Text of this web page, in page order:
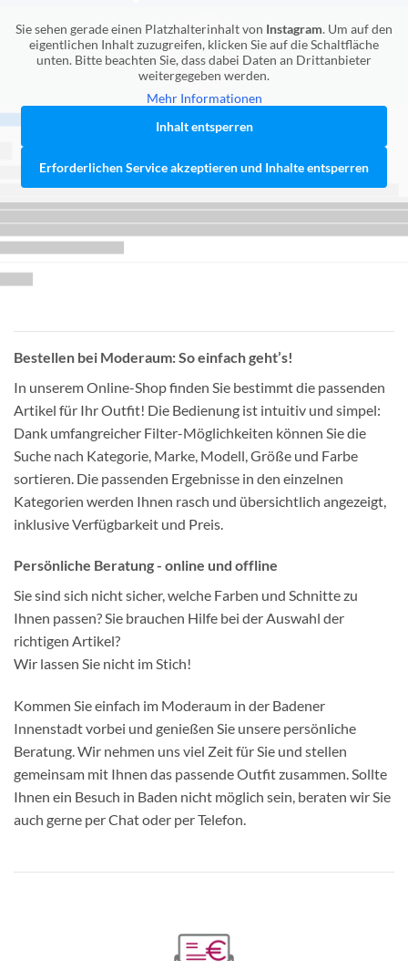
Sie sehen gerade einen Platzhalterinhalt von Instagram. Um auf den
eigentlichen Inhalt zuzugreifen, klicken Sie auf die Schaltfläche
unten. Bitte beachten Sie, dass dabei Daten an Drittanbieter
weitergegeben werden.
Mehr Informationen
Inhalt entsperren
Erforderlichen Service akzeptieren und Inhalte entsperren
Bestellen bei Moderaum: So einfach geht’s!
In unserem Online-Shop finden Sie bestimmt die passenden
Artikel für Ihr Outfit! Die Bedienung ist intuitiv und simpel:
Dank umfangreicher Filter-Möglichkeiten können Sie die
Suche nach Kategorie, Marke, Modell, Größe und Farbe
sortieren. Die passenden Ergebnisse in den einzelnen
Kategorien werden Ihnen rasch und übersichtlich angezeigt,
inklusive Verfügbarkeit und Preis.
Persönliche Beratung - online und offline
Sie sind sich nicht sicher, welche Farben und Schnitte zu
Ihnen passen? Sie brauchen Hilfe bei der Auswahl der
richtigen Artikel?
Wir lassen Sie nicht im Stich!
Kommen Sie einfach im Moderaum in der Badener
Innenstadt vorbei und genießen Sie unsere persönliche
Beratung. Wir nehmen uns viel Zeit für Sie und stellen
gemeinsam mit Ihnen das passende Outfit zusammen. Sollte
Ihnen ein Besuch in Baden nicht möglich sein, beraten wir Sie
auch gerne per Chat oder per Telefon.